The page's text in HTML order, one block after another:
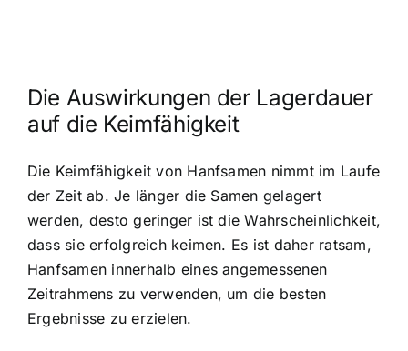
Die Auswirkungen der Lagerdauer
auf die Keimfähigkeit
Die Keimfähigkeit von Hanfsamen nimmt im Laufe
der Zeit ab. Je länger die Samen gelagert
werden, desto geringer ist die Wahrscheinlichkeit,
dass sie erfolgreich keimen. Es ist daher ratsam,
Hanfsamen innerhalb eines angemessenen
Zeitrahmens zu verwenden, um die besten
Ergebnisse zu erzielen.